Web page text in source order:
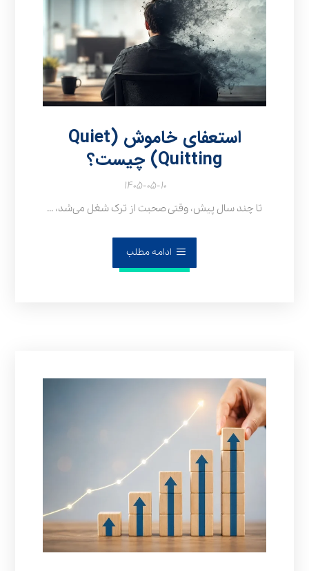
استعفای خاموش (Quiet
Quitting) چیست؟
۱۴۰۵-۰۵-۱۰
تا چند سال پیش، وقتی صحبت از ترک شغل می‌شد، ...
ادامه مطلب